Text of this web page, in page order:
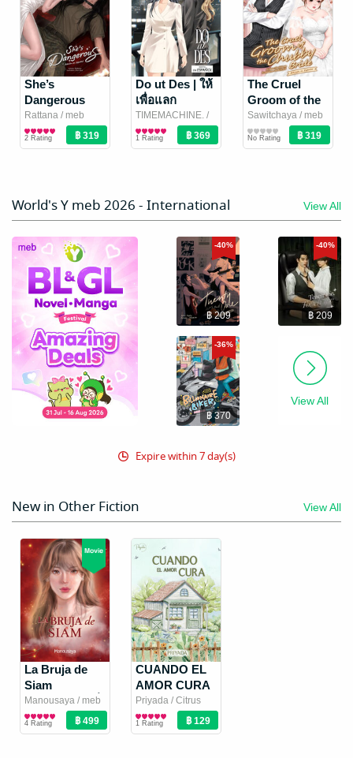
The stock is limited,
so hurry up
Bedtime Duty
[Omegaverse]
(Spanish)
[หน้าที่พี่เลี้ยง]
skyanemones /
meb translation
team/ อัญญอหญิง
Boy Love / Yaoi
Novel
2 Rating
The stock is limited,
so hurry up
Powa and
Phakin
(Spanish) [พอ
วากับภาคิน]
thepearl / meb
translation team
Agara
Boy Love / Yaoi
Novel
No Rating
She’s
Dangerous
(Spanish)
[หล่อนมันร้าย]
Rattana / meb
translation team /
รัตนา
Girl Love / Yuri
Novel
2 Rating
Do ut Des | ให้
เพื่อแลก
(Spanish)
TIMEMACHINE. /
meb translation
team/ ติด
Girl Love / Yuri
Novel
1 Rating
The Cruel
Groom of the
Chubby Bride
(Spanish) [เจ้า
บ่าวใจร้ายของ
Sawitchaya / meb
translation team /
Pamalee8
Girl Love / Yuri
Novel
No Rating
Los Perfumes
de la Memoria
Valéria de Paulo -
วาเลเรีย เด เปาลู/
Valéria de Paulo
(วาเลเรีย เด เปาโล)
Girl Love / Yuri
Novel
No Rating
By Your Side
(Vol 1+2)
[Spanish
Version]
/ lily
house.
Girl Love / Yuri
World's Y meb 2026 - International View All
-40%
฿ 209
-40%
฿ 209
-36%
฿ 370
View All
Expire within 7 day(s)
New in Other Fiction View All
La Bruja de
Siam
(Spanish) [หนึ่ง
ชาติสองภพ
แม่มดแห่ง
Manousaya / meb
translation team/
มนุษยา.
Romantic Novel
4 Rating
CUANDO EL
AMOR CURA
(ดวงใจของ
มาโปรด
Spanish
Priyada / Citrus
Publishing
Romantic Novel
1 Rating